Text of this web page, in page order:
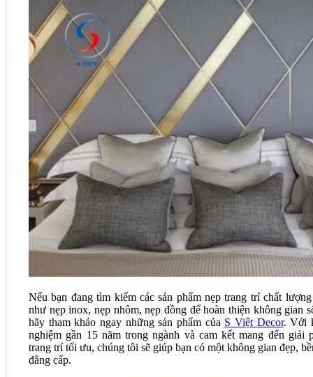
Nếu bạn đang tìm kiếm các sản phẩm nẹp trang trí chất
như nẹp inox, nẹp nhôm, nẹp đồng để hoàn thiện không gian
hãy tham khảo ngay những sản phẩm của S Việt Decor. Với
nghiệm gần 15 năm trong ngành và cam kết mang đến giải
trang trí tối ưu, chúng tôi sẽ giúp bạn có một không gian đẹp,
đẳng cấp.